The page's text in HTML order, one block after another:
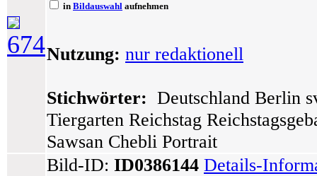
674
in Bildauswahl aufnehmen
Nutzung: nur redaktionell
Stichwörter: Deutschland Berlin
Tiergarten Reichstag
Sawsan Chebli Portrait
Bild-ID: ID0386144 Details-